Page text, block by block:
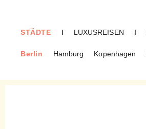
STÄDTE
Berlin Hamburg Kopenhagen
I LUXUSREISEN I